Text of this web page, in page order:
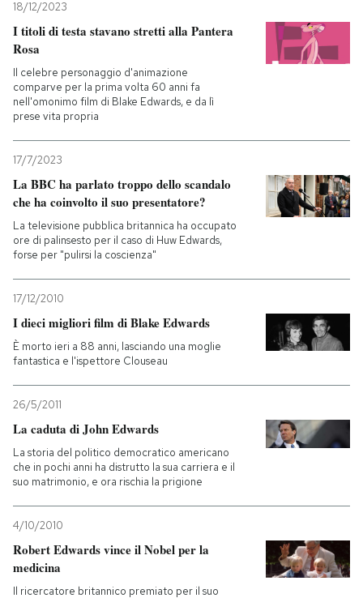
18/12/2023
I titoli di testa stavano stretti alla Pantera
Rosa
Il celebre personaggio d'animazione
comparve per la prima volta 60 anni fa
nell'omonimo film di Blake Edwards, e da lì
prese vita propria
17/7/2023
La BBC ha parlato troppo dello scandalo
che ha coinvolto il suo presentatore?
La televisione pubblica britannica ha occupato
ore di palinsesto per il caso di Huw Edwards,
forse per "pulirsi la coscienza"
17/12/2010
I dieci migliori film di Blake Edwards
È morto ieri a 88 anni, lasciando una moglie
fantastica e l'ispettore Clouseau
26/5/2011
La caduta di John Edwards
La storia del politico democratico americano
che in pochi anni ha distrutto la sua carriera e il
suo matrimonio, e ora rischia la prigione
4/10/2010
Robert Edwards vince il Nobel per la
medicina
Il ricercatore britannico premiato per il suo